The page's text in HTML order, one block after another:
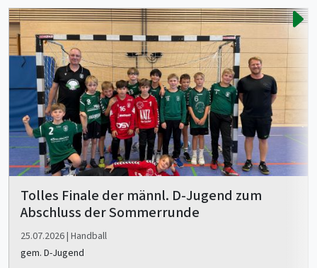
Tolles Finale der männl. D-Jugend zum
Abschluss der Sommerrunde
25.07.2026 | Handball
gem. D-Jugend